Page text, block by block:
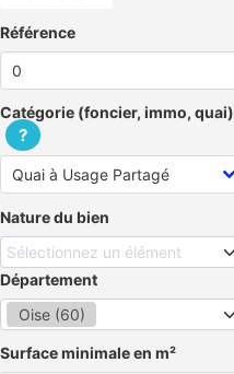
Référence
Catégorie (foncier, immo, quai)
?
Nature du bien
Sélectionnez un élément
Département
Oise (60)
Surface minimale en m²